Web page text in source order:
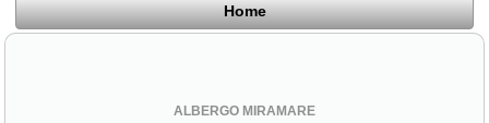
Home
ALBERGO MIRAMARE